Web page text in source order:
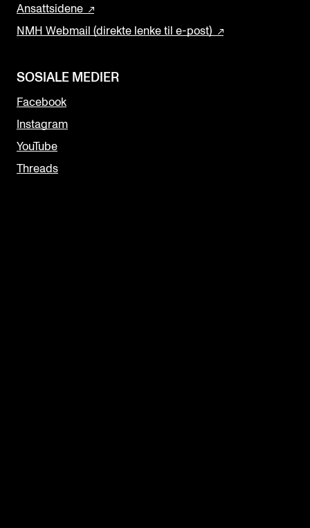
Ansattsidene
NMH Webmail (direkte lenke til e-post)
SOSIALE MEDIER
Facebook
Instagram
YouTube
Threads